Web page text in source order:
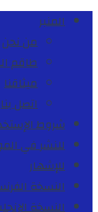
المنبر
من نحن
طاقم
ميثاقنا
اتصل بنا
شروط
للنشر في
للإشهار
النسخة
النسخة